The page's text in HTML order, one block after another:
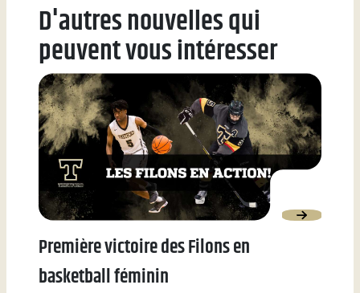
D'autres nouvelles qui
peuvent vous intéresser
Première victoire des Filons en
basketball féminin